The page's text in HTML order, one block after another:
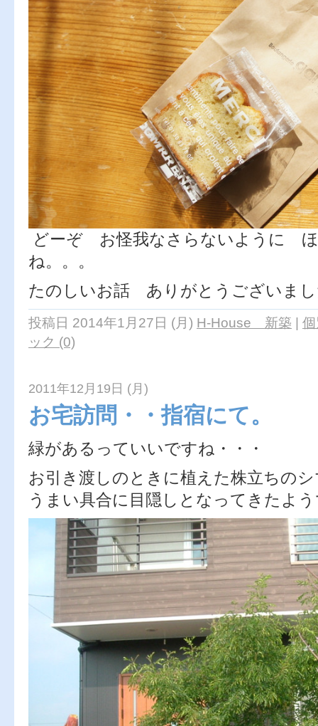
どーぞ お怪我なさらないように
ね。。。
たのしいお話 ありがとうございま
投稿日 2014年1月27日 (月) H-House 新築 |
ック (0)
2011年12月19日 (月)
お宅訪問・・指宿にて。
緑があるっていいですね・・・
お引き渡しのときに植えた株立ちの
うまい具合に目隠しとなってきたよ